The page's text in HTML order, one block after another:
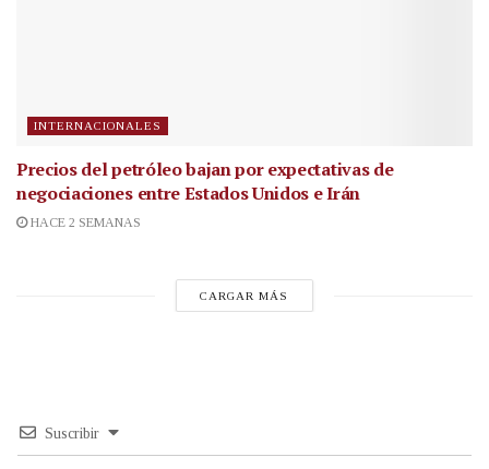
INTERNACIONALES
Precios del petróleo bajan por expectativas de
negociaciones entre Estados Unidos e Irán
HACE 2 SEMANAS
CARGAR MÁS
Suscribir